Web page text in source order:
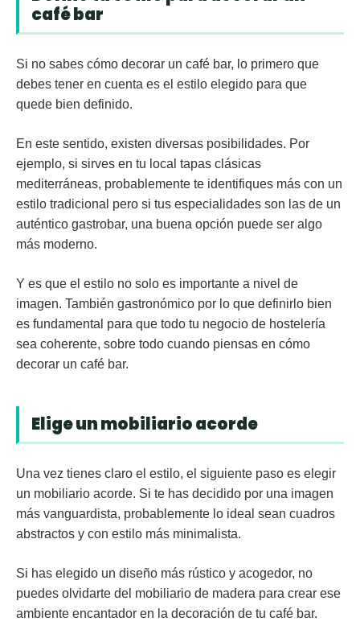
café bar
Si no sabes cómo decorar un café bar, lo primero que
debes tener en cuenta es el estilo elegido para que
quede bien definido.
En este sentido, existen diversas posibilidades. Por
ejemplo, si sirves en tu local tapas clásicas
mediterráneas, probablemente te identifiques más con un
estilo tradicional pero si tus especialidades son las de un
auténtico gastrobar, una buena opción puede ser algo
más moderno.
Y es que el estilo no solo es importante a nivel de
imagen. También gastronómico por lo que definirlo bien
es fundamental para que todo tu negocio de hostelería
sea coherente, sobre todo cuando piensas en cómo
decorar un café bar.
Elige un mobiliario acorde
Una vez tienes claro el estilo, el siguiente paso es elegir
un mobiliario acorde. Si te has decidido por una imagen
más vanguardista, probablemente lo ideal sean cuadros
abstractos y con estilo más minimalista.
Si has elegido un diseño más rústico y acogedor, no
puedes olvidarte del mobiliario de madera para crear ese
ambiente encantador en la decoración de tu café bar.